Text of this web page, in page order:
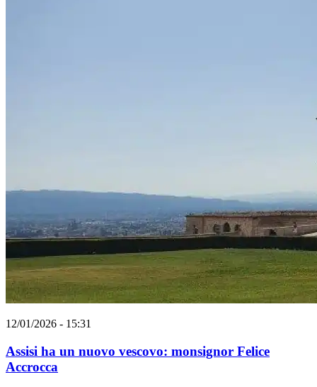
12/01/2026 - 15:31
Assisi ha un nuovo vescovo: monsignor Felice
Accrocca